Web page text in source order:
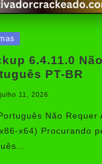
6.4.11.0
PT-BR
julho 11, 2026
Não Requer
x64) Procurando